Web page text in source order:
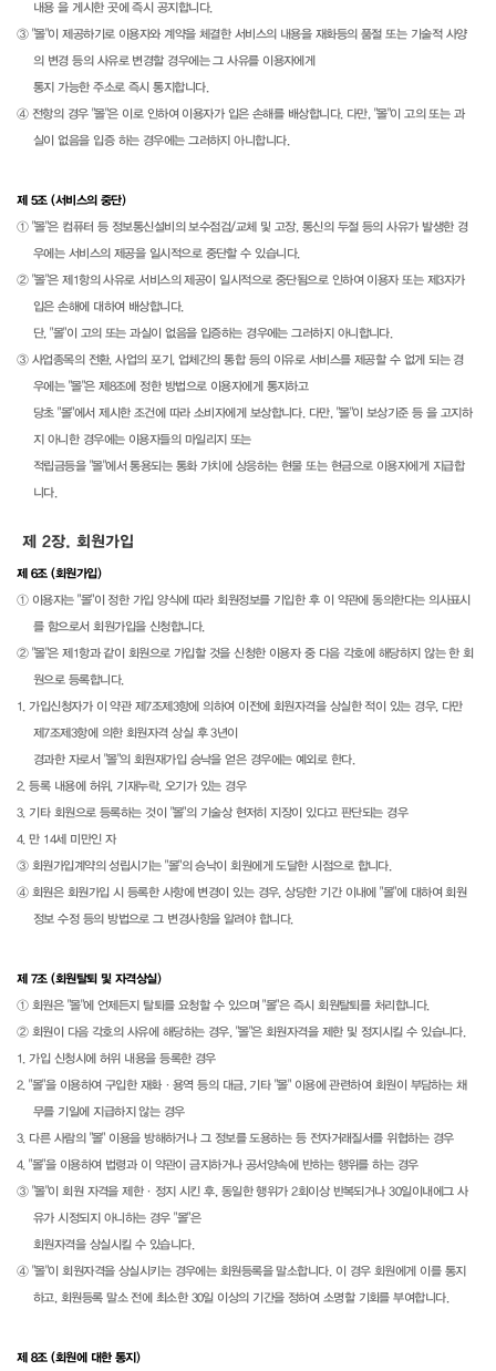
내용 을 게시한 곳에 즉시 공지합니다.
③ "몰"이 제공하기로 이용자와 계약을 체결한 서비스의 내용을 재화등의 품절 또는 기술적 사양
의 변경 등의 사유로 변경할 경우에는 그 사유를 이용자에게
통지 가능한 주소로 즉시 통지합니다.
④ 전항의 경우 "몰"은 이로 인하여 이용자가 입은 손해를 배상합니다. 다만, "몰"이 고의 또는 과
실이 없음을 입증 하는 경우에는 그러하지 아니합니다.
제 5조 (서비스의 중단)
① "몰"은 컴퓨터 등 정보통신설비의 보수점검/교체 및 고장, 통신의 두절 등의 사유가 발생한 경
우에는 서비스의 제공을 일시적으로 중단할 수 있습니다.
② "몰"은 제1항의 사유로 서비스의 제공이 일시적으로 중단됨으로 인하여 이용자 또는 제3자가
입은 손해에 대하여 배상합니다.
단, "몰"이 고의 또는 과실이 없음을 입증하는 경우에는 그러하지 아니합니다.
③ 사업종목의 전환, 사업의 포기, 업체간의 통합 등의 이유로 서비스를 제공할 수 없게 되는 경
우에는 "몰"은 제8조에 정한 방법으로 이용자에게 통지하고
당초 "몰"에서 제시한 조건에 따라 소비자에게 보상합니다. 다만, "몰"이 보상기준 등 을 고지하
지 아니한 경우에는 이용자들의 마일리지 또는
적립금등을 "몰"에서 통용되는 통화 가치에 상응하는 현물 또는 현금으로 이용자에게 지급합
니다.
제 2장. 회원가입
제 6조 (회원가입)
① 이용자는 "몰"이 정한 가입 양식에 따라 회원정보를 기입한 후 이 약관에 동의한다는 의사표시
를 함으로서 회원가입을 신청합니다.
② "몰"은 제1항과 같이 회원으로 가입할 것을 신청한 이용자 중 다음 각호에 해당하지 않는 한 회
원으로 등록합니다.
1. 가입신청자가 이 약관 제7조제3항에 의하여 이전에 회원자격을 상실한 적이 있는 경우, 다만
제7조제3항에 의한 회원자격 상실 후 3년이
경과한 자로서 "몰"의 회원재가입 승낙을 얻은 경우에는 예외로 한다.
2. 등록 내용에 허위, 기재누락, 오기가 있는 경우
3. 기타 회원으로 등록하는 것이 "몰"의 기술상 현저히 지장이 있다고 판단되는 경우
4. 만 14세 미만인 자
③ 회원가입계약의 성립시기는 "몰"의 승낙이 회원에게 도달한 시점으로 합니다.
④ 회원은 회원가입 시 등록한 사항에 변경이 있는 경우, 상당한 기간 이내에 "몰"에 대하여 회원
정보 수정 등의 방법으로 그 변경사항을 알려야 합니다.
제 7조 (회원탈퇴 및 자격상실)
① 회원은 "몰"에 언제든지 탈퇴를 요청할 수 있으며 "몰"은 즉시 회원탈퇴를 처리합니다.
② 회원이 다음 각호의 사유에 해당하는 경우, "몰"은 회원자격을 제한 및 정지시킬 수 있습니다.
1. 가입 신청시에 허위 내용을 등록한 경우
2. "몰"을 이용하여 구입한 재화·용역 등의 대금, 기타 "몰" 이용에 관련하여 회원이 부담하는 채
무를 기일에 지급하지 않는 경우
3. 다른 사람의 "몰" 이용을 방해하거나 그 정보를 도용하는 등 전자거래질서를 위협하는 경우
4. "몰"을 이용하여 법령과 이 약관이 금지하거나 공서양속에 반하는 행위를 하는 경우
③ "몰"이 회원 자격을 제한·정지 시킨 후, 동일한 행위가 2회이상 반복되거나 30일이내에그 사
유가 시정되지 아니하는 경우 "몰"은
회원자격을 상실시킬 수 있습니다.
④ "몰"이 회원자격을 상실시키는 경우에는 회원등록을 말소합니다. 이 경우 회원에게 이를 통지
하고, 회원등록 말소 전에 최소한 30일 이상의 기간을 정하여 소명할 기회를 부여합니다.
제 8조 (회원에 대한 통지)